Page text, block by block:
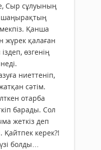
Сыр сұлуының
шаңырақтың
Қанша
жүрек қалаған
өзгенің
ниеттеніп,
сәтім.
отарба
барады. Сол
жеткіз деп
Қайтпек керек?!
болды…